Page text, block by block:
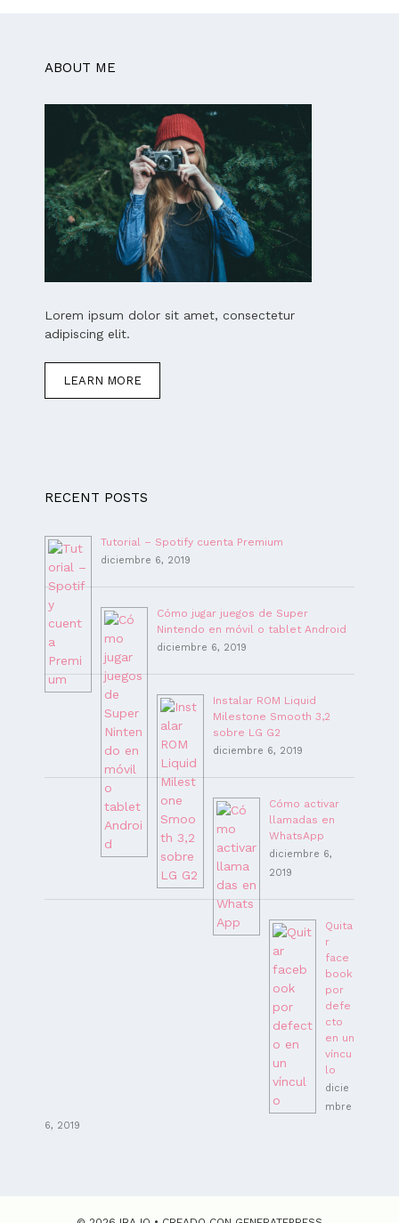
ABOUT ME
Lorem ipsum dolor sit amet, consectetur
adipiscing elit.
LEARN MORE
RECENT POSTS
Tutorial – Spotify cuenta Premium
diciembre 6, 2019
Cómo jugar juegos de Super
Nintendo en móvil o tablet Android
diciembre 6, 2019
Instalar ROM Liquid
Milestone Smooth 3,2
sobre LG G2
diciembre 6, 2019
Cómo activar
llamadas en
WhatsApp
diciembre 6,
2019
Quita
r
face
book
por
defe
cto
en un
víncu
lo
dicie
mbre
6, 2019